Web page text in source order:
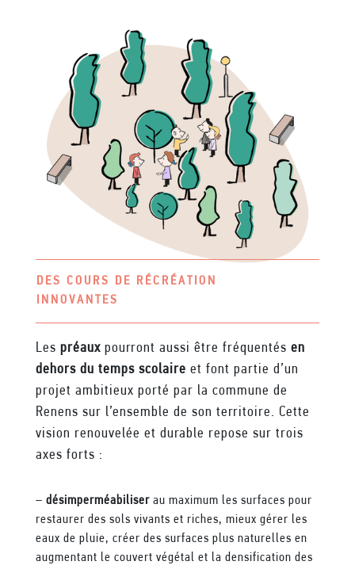
DES COURS DE RÉCRÉATION
INNOVANTES
Les préauxpourront aussi être fréquentés en
dehors du temps scolaire et font partie d’un
projet ambitieux porté par la commune de
Renens sur l’ensemble de son territoire. Cette
vision renouvelée et durable repose sur trois
axes forts :
– désimperméabiliserau maximum les surfaces pour
restaurer des sols vivants et riches, mieux gérer les
eaux de pluie, créer des surfaces plus naturelles en
augmentant le couvert végétal et la densification des